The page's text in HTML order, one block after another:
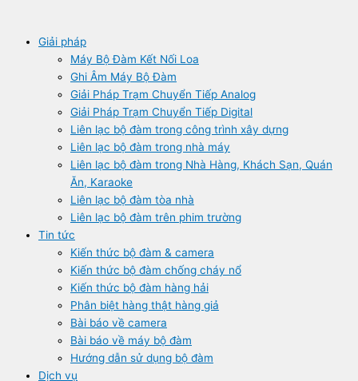
Giải pháp
Máy Bộ Đàm Kết Nối Loa
Ghi Âm Máy Bộ Đàm
Giải Pháp Trạm Chuyển Tiếp Analog
Giải Pháp Trạm Chuyển Tiếp Digital
Liên lạc bộ đàm trong công trình xây dựng
Liên lạc bộ đàm trong nhà máy
Liên lạc bộ đàm trong Nhà Hàng, Khách Sạn, Quán
Ăn, Karaoke
Liên lạc bộ đàm tòa nhà
Liên lạc bộ đàm trên phim trường
Tin tức
Kiến thức bộ đàm & camera
Kiến thức bộ đàm chống cháy nổ
Kiến thức bộ đàm hàng hải
Phân biệt hàng thật hàng giả
Bài báo về camera
Bài báo về máy bộ đàm
Hướng dẫn sử dụng bộ đàm
Dịch vụ